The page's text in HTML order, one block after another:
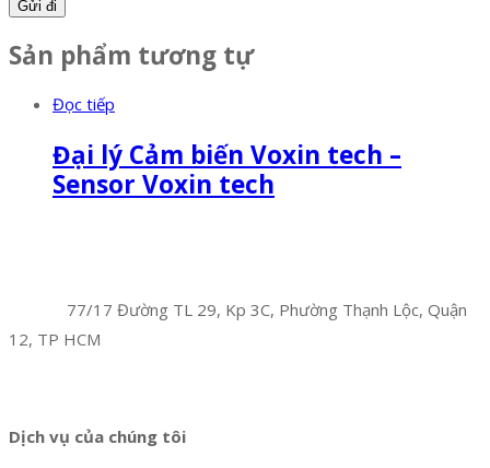
Sản phẩm tương tự
Đọc tiếp
Đại lý Cảm biến Voxin tech –
Sensor Voxin tech
77/17 Đường TL 29, Kp 3C, Phường Thạnh Lộc, Quận
12, TP HCM
Dịch vụ của chúng tôi